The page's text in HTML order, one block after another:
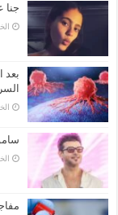
جنا
بعد